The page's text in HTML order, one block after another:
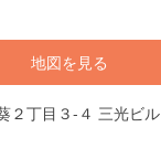
地図を見る
２丁目３-４ 三光ビル